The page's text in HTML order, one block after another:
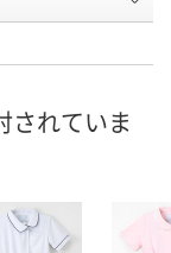
されていま